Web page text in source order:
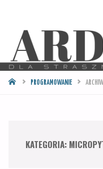
STRASZNYCH
LAMERÓW
STRONAPROGRAMOWANIE
KATEGORIA: